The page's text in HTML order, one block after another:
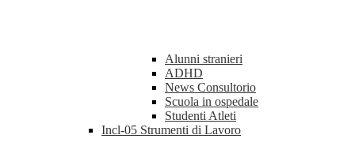
Alunni stranieri
ADHD
News Consultorio
Scuola in ospedale
Studenti Atleti
Incl-05 Strumenti di Lavoro